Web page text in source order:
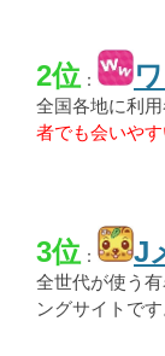
2位 ：
全国各地に利
者でも会いやす
3位 ： J
全世代が使う
ングサイトです